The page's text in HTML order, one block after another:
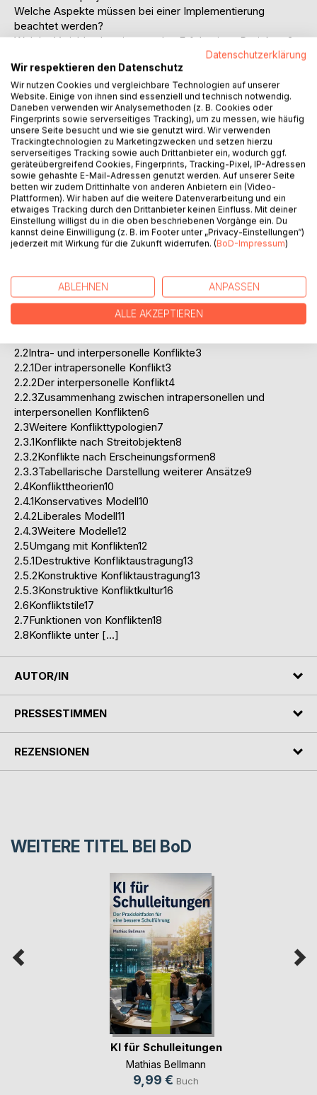
Welche Aspekte müssen bei einer Implementierung
beachtet werden?
Welche Variablen bestimmen den Erfolg eines Projektes?
Welche Chancen und Risiken sind mit einer Durchführung
verbunden?
Bewusst wird im Rahmen dieser Arbeit nur am Rande auf
konkrete Übungen eingegangen werden, die bei einem
Konfliktlotsenprojekt durchgeführt werden. Die meisten
Buchveröffentlichungen widmen sich zum größten Teil
diesem Thema. Da sie sich aber nur am Rande mit den
oben genannten Aspekten auseinandersetzen, soll mit
dieser Arbeit versucht werden, eine systematische
Darstellung der Aspekte zu erstellen.
Geprägt wird die Arbeit durch meine Erfahrungen, die ich
während meines Hauptdiplompraktikums bei der
Mediationsstelle Brückenschlag e.V. gesammelt habe. Hier
habe ich den Ansatz der Konfliktlotsen kennen gelernt
Inhaltsverzeichnis:Inhaltsverzeichnis:
2.Konflikte2
2.2Intra- und interpersonelle Konflikte3
2.2.1Der intrapersonelle Konflikt3
2.2.2Der interpersonelle Konflikt4
2.2.3Zusammenhang zwischen intrapersonellen und
interpersonellen Konflikten6
2.3Weitere Konflikttypologien7
2.3.1Konflikte nach Streitobjekten8
2.3.2Konflikte nach Erscheinungsformen8
2.3.3Tabellarische Darstellung weiterer Ansätze9
2.4Konflikttheorien10
2.4.1Konservatives Modell10
2.4.2Liberales Modell11
2.4.3Weitere Modelle12
2.5Umgang mit Konflikten12
2.5.1Destruktive Konfliktaustragung13
2.5.2Konstruktive Konfliktaustragung13
2.5.3Konstruktive Konfliktkultur16
2.6Konfliktstile17
2.7Funktionen von Konflikten18
2.8Konflikte unter […]
AUTOR/IN
PRESSESTIMMEN
REZENSIONEN
WEITERE TITEL BEI BoD
KI für Schulleitungen
Mathias Bellmann
9,99 € Buch
Datenschutzerklärung
Wir respektieren den Datenschutz
Wir nutzen Cookies und vergleichbare Technologien auf unserer
Website. Einige von ihnen sind essenziell und technisch notwendig.
Daneben verwenden wir Analysemethoden (z. B. Cookies oder
Fingerprints sowie serverseitiges Tracking), um zu messen, wie häufig
unsere Seite besucht und wie sie genutzt wird. Wir verwenden
Trackingtechnologien zu Marketingzwecken und setzen hierzu
serverseitiges Tracking sowie auch Drittanbieter ein, wodurch ggf.
geräteübergreifend Cookies, Fingerprints, Tracking-Pixel, IP-Adressen
sowie gehashte E-Mail-Adressen genutzt werden. Auf unserer Seite
betten wir zudem Drittinhalte von anderen Anbietern ein (Video-
Plattformen). Wir haben auf die weitere Datenverarbeitung und ein
etwaiges Tracking durch den Drittanbieter keinen Einfluss. Mit deiner
Einstellung willigst du in die oben beschriebenen Vorgänge ein. Du
kannst deine Einwilligung (z. B. im Footer unter „Privacy-Einstellungen“)
jederzeit mit Wirkung für die Zukunft widerrufen. (BoD-Impressum)
ABLEHNEN ANPASSEN
ALLE AKZEPTIEREN